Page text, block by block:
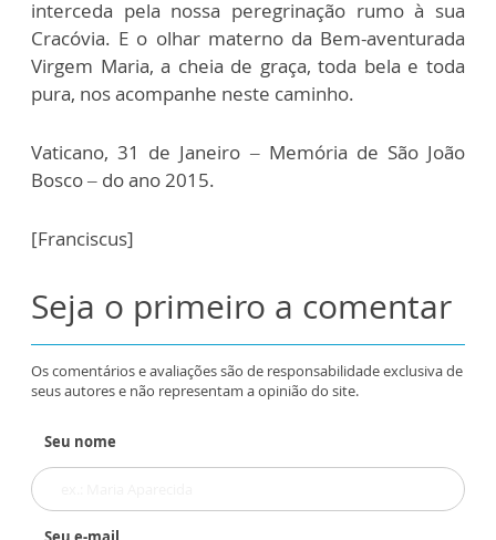
interceda pela nossa peregrinação rumo à sua
Cracóvia. E o olhar materno da Bem-aventurada
Virgem Maria, a cheia de graça, toda bela e toda
pura, nos acompanhe neste caminho.
Vaticano, 31 de Janeiro – Memória de São João
Bosco – do ano 2015.
[Franciscus]
Seja o primeiro a comentar
Os comentários e avaliações são de responsabilidade exclusiva de
seus autores e não representam a opinião do site.
Seu nome